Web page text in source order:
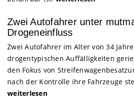
Zwei Autofahrer unter
Drogeneinfluss
Zwei Autofahrer im Alter von 34
drogentypischen Auffälligkeiten
den Fokus von
nach der Kontrolle ihre Fahrzeuge
weiterlesen